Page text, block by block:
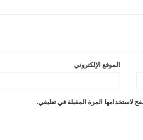
الموقع الإلكتروني
لاستخدامها المرة المقبلة في تعليقي.